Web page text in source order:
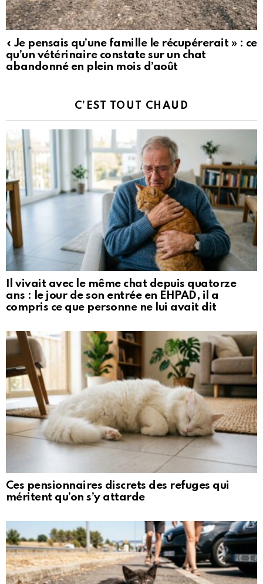
« Je pensais qu’une famille le récupérerait » : ce
qu’un vétérinaire constate sur un chat
abandonné en plein mois d’août
C’EST TOUT CHAUD
Il vivait avec le même chat depuis quatorze
ans : le jour de son entrée en EHPAD, il a
compris ce que personne ne lui avait dit
Ces pensionnaires discrets des refuges qui
méritent qu’on s’y attarde